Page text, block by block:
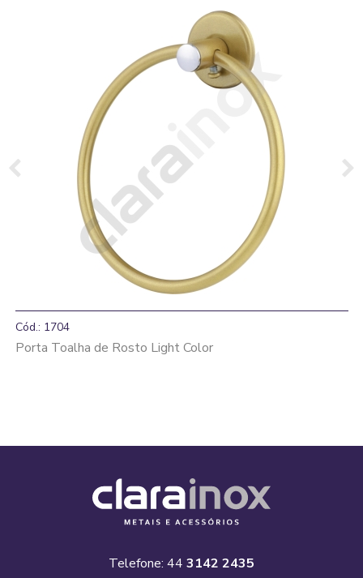
Cód.: 1704
Porta Toalha de Rosto Light Color
Telefone: 44 3142 2435